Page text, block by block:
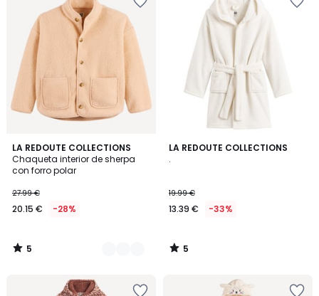
LA REDOUTE COLLECTIONS
Chaqueta interior de sherpa
con forro polar
27.99 €
20.15 € -28%
5
/
5
2
Colores
5
/
LA REDOUTE COLLECTIONS
.
19.99 €
13.39 € -33%
5
5
/